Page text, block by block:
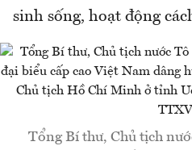
sinh sống, hoạt động
Tổng Bí thư, Chủ tịch